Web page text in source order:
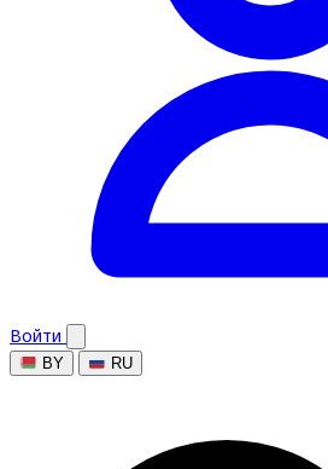
Войти
BY RU